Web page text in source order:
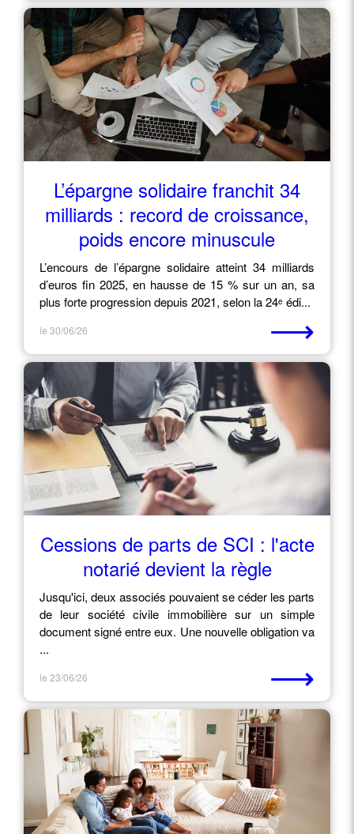
L’épargne solidaire franchit 34
milliards : record de croissance,
poids encore minuscule
L’encours de l’épargne solidaire atteint 34 milliards
d’euros fin 2025, en hausse de 15 % sur un an, sa
plus forte progression depuis 2021, selon la 24ᵉ édi...
le 30/06/26 ⟶
Cessions de parts de SCI : l'acte
notarié devient la règle
Jusqu'ici, deux associés pouvaient se céder les parts
de leur société civile immobilière sur un simple
document signé entre eux. Une nouvelle obligation va
...
le 23/06/26 ⟶